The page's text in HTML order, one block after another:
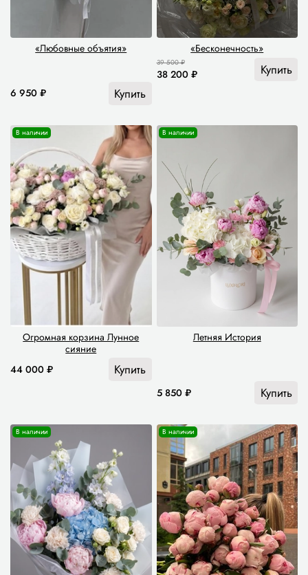
«Любовные объятия»
6 950 ₽ Купить
«Бесконечность»
39 500 ₽
38 200 ₽ Купить
В наличии
Огромная корзина Лунное
сияние
44 000 ₽
Купить
В наличии
Летняя История
5 850 ₽ Купить
В наличии В наличии